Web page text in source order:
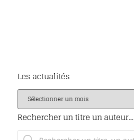
Les actualités
Rechercher un titre un auteur…